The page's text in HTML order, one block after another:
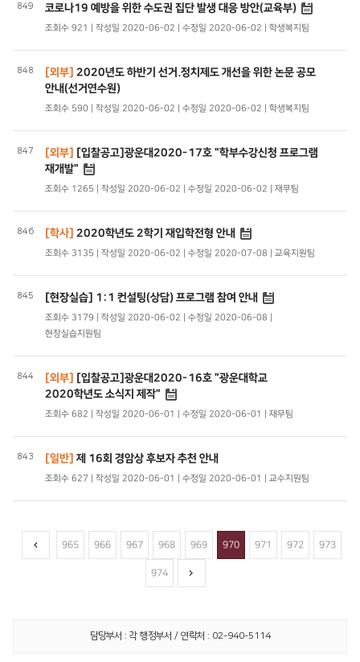
849 코로나19 예방을 위한 수도권 집단 발생 대응 방안(교육부)
조회수 921 | 작성일 2020-06-02 | 수정일 2020-06-02 | 학생복지팀
848 [외부] 2020년도 하반기 선거.정치제도 개선을 위한 논문 공모
안내(선거연수원)
조회수 590 | 작성일 2020-06-02 | 수정일 2020-06-02 | 학생복지팀
847 [외부] [입찰공고]광운대2020-17호 "학부수강신청 프로그램
재개발"
조회수 1265 | 작성일 2020-06-02 | 수정일 2020-06-02 | 재무팀
846 [학사] 2020학년도 2학기 재입학전형 안내
조회수 3135 | 작성일 2020-06-02 | 수정일 2020-07-08 | 교육지원팀
845 [현장실습] 1:1 컨설팅(상담) 프로그램 참여 안내
조회수 3179 | 작성일 2020-06-02 | 수정일 2020-06-08 |
현장실습지원팀
844 [외부] [입찰공고]광운대2020-16호 "광운대학교
2020학년도 소식지 제작"
조회수 682 | 작성일 2020-06-01 | 수정일 2020-06-01 | 재무팀
843 [일반] 제 16회 경암상 후보자 추천 안내
조회수 627 | 작성일 2020-06-01 | 수정일 2020-06-01 | 교수지원팀
965 966 967 968 969 970 971 972 973
974
담당부서 : 각 행정부서 / 연락처 : 02-940-5114